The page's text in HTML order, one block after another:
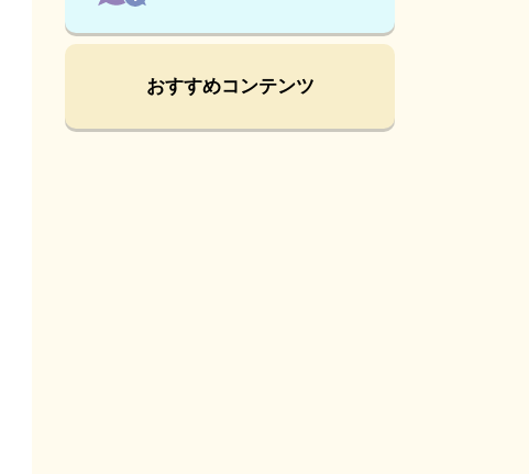
おすすめコンテンツ